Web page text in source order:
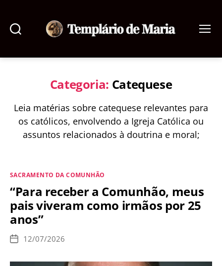
de
Categoria: Catequese
Leia matérias sobre catequese relevantes para
os católicos, envolvendo a Igreja Católica ou
assuntos relacionados à doutrina e moral;
Categorias
SACRAMENTO DA COMUNHÃO
“Para receber a Comunhão, meus
pais viveram como irmãos por 25
anos”
Data
publicação
12/07/2026